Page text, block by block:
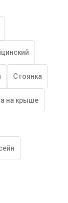
Стоянка
на крыше